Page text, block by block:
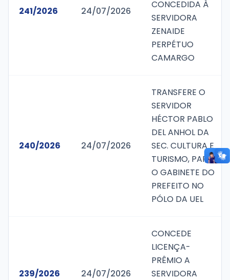
241/2026 24/07/2026
CONCEDIDA À
SERVIDORA
ZENAIDE
PERPÉTUO
CAMARGO
240/2026 24/07/2026
TRANSFERE O
SERVIDOR
HÉCTOR PABLO
DEL ANHOL DA
SEC. CULTURA E
TURISMO, PARA
O GABINETE DO
PREFEITO NO
PÓLO DA UEL
239/2026 24/07/2026
CONCEDE
LICENÇA-
PRÊMIO A
SERVIDORA